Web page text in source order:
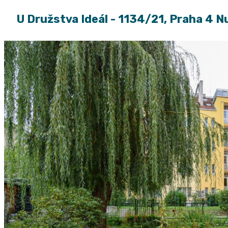
U Družstva Ideál - 1134/21, Praha 4